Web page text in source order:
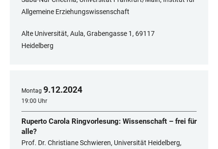
Allgemeine Erziehungswissenschaft
Alte Universität, Aula, Grabengasse 1, 69117
Heidelberg
Montag 9.12.2024
19:00 Uhr
Ruperto Carola Ringvorlesung: Wissenschaft – frei für
alle?
Prof. Dr. Christiane Schwieren, Universität Heidelberg,